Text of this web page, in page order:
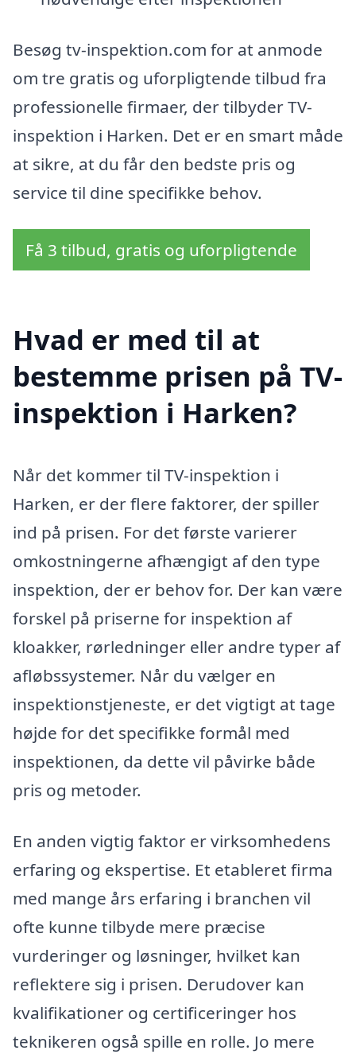
Besøg tv-inspektion.com for at anmode
om tre gratis og uforpligtende tilbud fra
professionelle firmaer, der tilbyder TV-
inspektion i Harken. Det er en smart måde
at sikre, at du får den bedste pris og
service til dine specifikke behov.
Få 3 tilbud, gratis og uforpligtende
Hvad er med til at
bestemme prisen på TV-
inspektion i Harken?
Når det kommer til TV-inspektion i
Harken, er der flere faktorer, der spiller
ind på prisen. For det første varierer
omkostningerne afhængigt af den type
inspektion, der er behov for. Der kan være
forskel på priserne for inspektion af
kloakker, rørledninger eller andre typer af
afløbssystemer. Når du vælger en
inspektionstjeneste, er det vigtigt at tage
højde for det specifikke formål med
inspektionen, da dette vil påvirke både
pris og metoder.
En anden vigtig faktor er virksomhedens
erfaring og ekspertise. Et etableret firma
med mange års erfaring i branchen vil
ofte kunne tilbyde mere præcise
vurderinger og løsninger, hvilket kan
reflektere sig i prisen. Derudover kan
kvalifikationer og certificeringer hos
teknikeren også spille en rolle. Jo mere